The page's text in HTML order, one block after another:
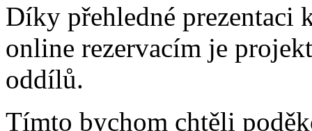
Díky přehledné prezentaci
online rezervacím je
oddílů.
Tímto bychom chtěli